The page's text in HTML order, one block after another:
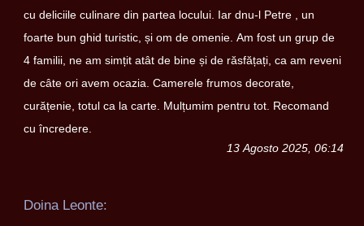
cu deliciile culinare din partea locului. Iar dnu-l Petre , un
foarte bun ghid turistic, și om de omenie. Am fost un grup de
4 familii, ne am simțit atât de bine și de răsfățați, ca am reveni
de câte ori avem ocazia. Camerele frumos decorate,
curățenie, totul ca la carte. Mulțumim pentru tot. Recomand
cu încredere.
13 Agosto 2025, 06:14
Doina Leonte: